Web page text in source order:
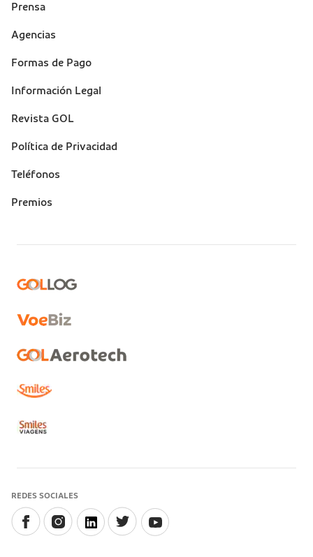
Prensa
Suporte
Agencias
Formas de Pago
Información Legal
Revista GOL
Política de Privacidad
Teléfonos
Premios
REDES SOCIALES